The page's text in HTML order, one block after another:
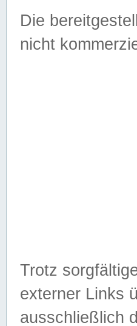
Die
nicht
Trotz
externer Links
ausschließlich